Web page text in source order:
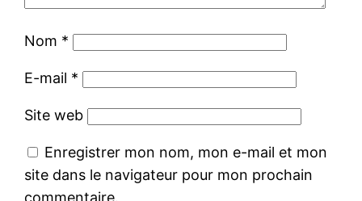
Nom *
E-mail *
Site web
Enregistrer mon nom, mon e-mail et mon
site dans le navigateur pour mon prochain
commentaire.